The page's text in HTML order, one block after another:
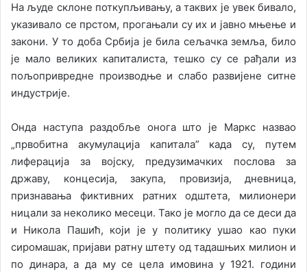
На људе склоне поткупљивању, а таквих је увек бивало,
указивало се прстом, прогањали су их и јавно мњење и
закони. У то доба Србија је била сељачка земља, било
је мало великих капиталиста, тешко су се рађали из
пољопривредне производње и слабо развијене ситне
индустрије.
Онда наступа раздобље онога што је Маркс назвао
„првобитна акумулација капитала” када су, путем
лиферација за војску, предузимачких послова за
државу, концесија, закупа, провизија, дневница,
признавања фиктивних ратних одштета, милионери
ницали за неколико месеци. Тако је могло да се деси да
и Никола Пашић, који је у политику ушао као пуки
сиромашак, пријави ратну штету од тадашњих милион и
по динара, а да му се цела имовина у 1921. години